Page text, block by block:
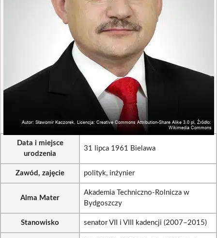
Data i miejsce
urodzenia
31 lipca 1961 Bielawa
Zawód, zajęcie polityk, inżynier
Alma Mater
Akademia Techniczno-Rolnicza w
Bydgoszczy
Stanowisko senator VII i VIII kadencji (2007–2015)